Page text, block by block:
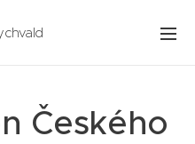
Českého